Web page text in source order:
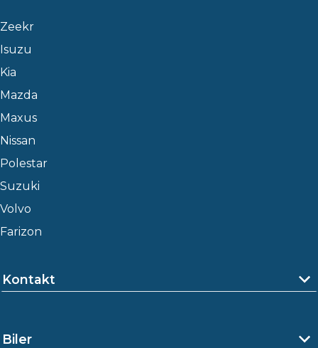
Zeekr
Isuzu
Kia
Mazda
Maxus
Nissan
Polestar
Suzuki
Volvo
Farizon
Kontakt
Biler